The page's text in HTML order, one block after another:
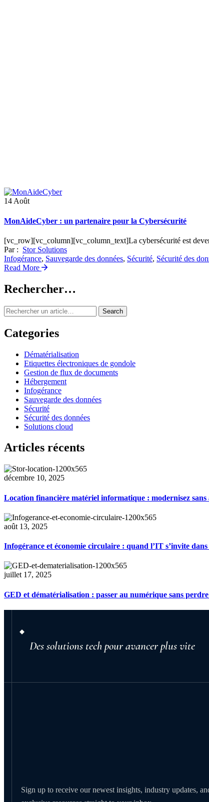
14 Août
MonAideCyber : un partenaire pour la Cybersécurité
[vc_row][vc_column][vc_column_text]La cybersécurité est
Par : Stor Solutions
Infogérance, Sauvegarde des données, Sécurité, Sécurité des
Read More
Rechercher…
Search
Categories
Dématérialisation
Etiquettes électroniques de gondole
Gestion de flux de documents
Hébergement
Infogérance
Sauvegarde des données
Sécurité
Sécurité des données
Solutions cloud
Articles récents
décembre 10, 2025
Location financière matériel informatique : modernisez sans
août 13, 2025
Infogérance et économie circulaire : quand l’IT s’invite
juillet 17, 2025
GED et dématérialisation : passer au numérique sans
Des solutions tech pour avancer plus vite
Sign up to receive our newest insights, industry updates,